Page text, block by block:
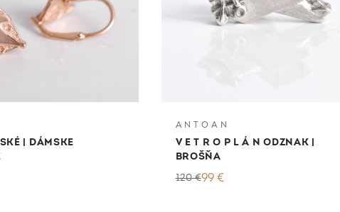
| DÁMSKE
A N T O A N
V E T R O P L Á N ODZNAK |
BROŠŇA
120€99€